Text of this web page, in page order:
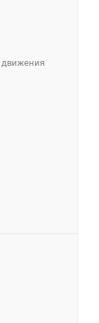
движения